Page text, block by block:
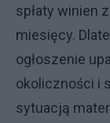
spłaty winien
miesięcy.
ogłoszenie
okoliczności i
sytuacją